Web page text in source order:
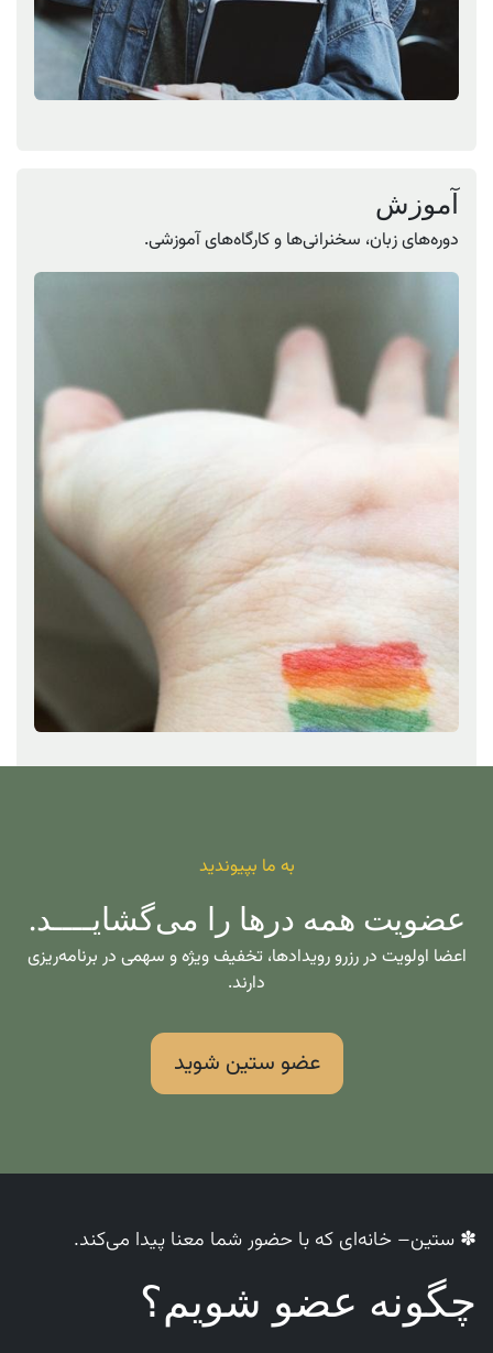
آموزش
دوره‌های زبان، سخنرانی‌ها و کارگاه‌های آموزشی.
به ما بپیوندید
عضویت همه درها را می‌گشایــــد.
اعضا اولویت در رزرو رویدادها، تخفیف ویژه و سهمی در برنامه‌ریزی
دارند.
عضو ستین شوید
✽ ستین– خانه‌ای که با حضور شما معنا پیدا می‌کند.
چگونه عضو شویم؟